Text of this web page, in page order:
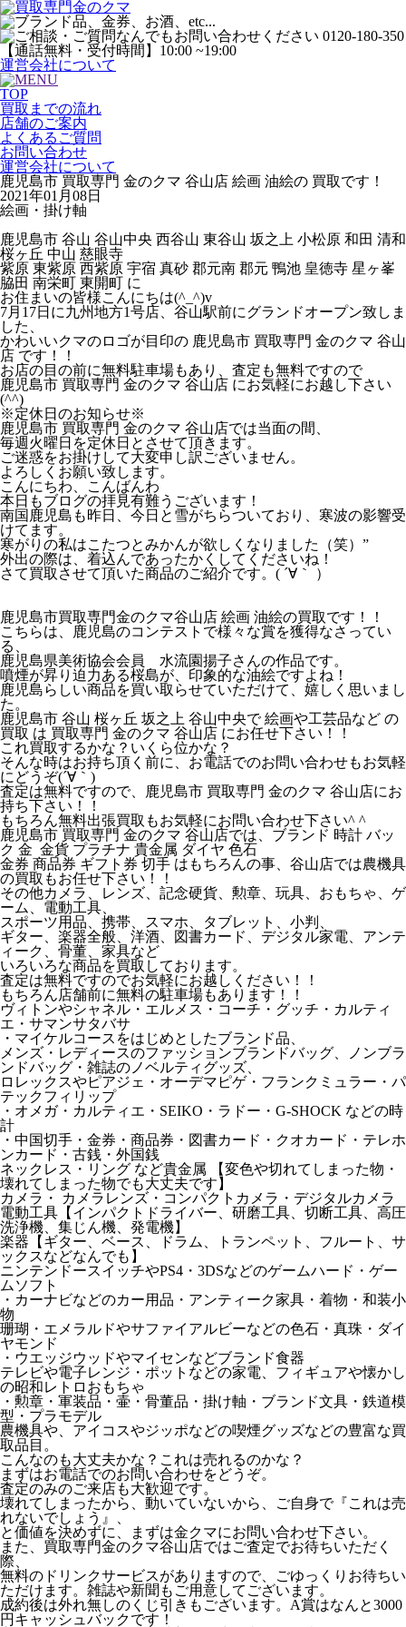
運営会社について
TOP
買取までの流れ
店舗のご案内
よくあるご質問
お問い合わせ
運営会社について
鹿児島市 買取専門 金のクマ 谷山店 絵画 油絵の 買取です！
2021年01月08日
絵画・掛け軸
鹿児島市 谷山 谷山中央 西谷山 東谷山 坂之上 小松原 和田 清和
桜ヶ丘 中山 慈眼寺
紫原 東紫原 西紫原 宇宿 真砂 郡元南 郡元 鴨池 皇徳寺 星ヶ峯
脇田 南栄町 東開町 に
お住まいの皆様こんにちは(^_^)v
7月17日に九州地方1号店、谷山駅前にグランドオープン致しま
した、
かわいいクマのロゴが目印の 鹿児島市 買取専門 金のクマ 谷山
店 です！！
お店の目の前に無料駐車場もあり、査定も無料ですので
鹿児島市 買取専門 金のクマ 谷山店 にお気軽にお越し下さい
(^^)
※定休日のお知らせ※
鹿児島市 買取専門 金のクマ 谷山店では当面の間、
毎週火曜日を定休日とさせて頂きます。
ご迷惑をお掛けして大変申し訳ございません。
よろしくお願い致します。
こんにちわ、こんばんわ
本日もブログの拝見有難うございます！
南国鹿児島も昨日、今日と雪がちらついており、寒波の影響受
けてます。
寒がりの私はこたつとみかんが欲しくなりました（笑）”
外出の際は、着込んであったかくしてくださいね！
さて買取させて頂いた商品のご紹介です。( ´∀｀ ）
鹿児島市買取専門金のクマ谷山店 絵画 油絵の買取です！！
こちらは、鹿児島のコンテストで様々な賞を獲得なさってい
る、
鹿児島県美術協会会員 水流園揚子さんの作品です。
噴煙が昇り迫力ある桜島が、印象的な油絵ですよね！
鹿児島らしい商品を買い取らせていただけて、嬉しく思いまし
た。
鹿児島市 谷山 桜ヶ丘 坂之上 谷山中央で 絵画や工芸品など の
買取 は 買取専門 金のクマ 谷山店 にお任せ下さい！！
これ買取するかな？いくら位かな？
そんな時はお持ち頂く前に、お電話でのお問い合わせもお気軽
にどうぞ(´∀｀)
査定は無料ですので、鹿児島市 買取専門 金のクマ 谷山店にお
持ち下さい！！
もちろん無料出張買取もお気軽にお問い合わせ下さい^ ^
鹿児島市 買取専門 金のクマ 谷山店では、ブランド 時計 バッ
ク 金 金貨 プラチナ 貴金属 ダイヤ 色石
金券 商品券 ギフト券 切手 はもちろんの事、谷山店では農機具
の買取もお任せ下さい！！
その他カメラ、レンズ、記念硬貨、勲章、玩具、おもちゃ、ゲ
ーム、電動工具、
スポーツ用品、携帯、スマホ、タブレット、小判、
ギター、楽器全般、洋酒、図書カード、デジタル家電、アンテ
ィーク、骨董、家具など
いろいろな商品を買取しております。
査定は無料ですのでお気軽にお越しください！！
もちろん店舗前に無料の駐車場もあります！！
ヴィトンやシャネル・エルメス・コーチ・グッチ・カルティ
エ・サマンサタバサ
・マイケルコースをはじめとしたブランド品、
メンズ・レディースのファッションブランドバッグ、ノンブラ
ンドバッグ・雑誌のノベルティグッズ、
ロレックスやピアジェ・オーデマピゲ・フランクミュラー・パ
テックフィリップ
・オメガ・カルティエ・SEIKO・ラドー・G-SHOCK などの時
計
・中国切手・金券・商品券・図書カード・クオカード・テレホ
ンカード・古銭・外国銭
ネックレス・リング など貴金属 【変色や切れてしまった物・
壊れてしまった物でも大丈夫です】
カメラ・ カメラレンズ・コンパクトカメラ・デジタルカメラ
電動工具【インパクトドライバー、研磨工具、切断工具、高圧
洗浄機、集じん機、発電機】
楽器【ギター、ベース、ドラム、トランペット、フルート、サ
ックスなどなんでも】
ニンテンドースイッチやPS4・3DSなどのゲームハード・ゲー
ムソフト
・カーナビなどのカー用品・アンティーク家具・着物・和装小
物
珊瑚・エメラルドやサファイアルビーなどの色石・真珠・ダイ
ヤモンド
・ウエッジウッドやマイセンなどブランド食器
テレビや電子レンジ・ポットなどの家電、フィギュアや懐かし
の昭和レトロおもちゃ
・勲章・軍装品・壷・骨董品・掛け軸・ブランド文具・鉄道模
型・プラモデル
農機具や、アイコスやジッポなどの喫煙グッズなどの豊富な買
取品目。
こんなのも大丈夫かな？これは売れるのかな？
まずはお電話でのお問い合わせをどうぞ。
査定のみのご来店も大歓迎です。
壊れてしまったから、動いていないから、ご自身で『これは売
れないでしょう』、
と価値を決めずに、まずは金クマにお問い合わせ下さい。
また、買取専門金のクマ谷山店ではご査定でお待ちいただく
際、
無料のドリンクサービスがありますので、ごゆっくりお待ちい
ただけます。雑誌や新聞もご用意してございます。
成約後は外れ無しのくじ引きもございます。A賞はなんと3000
円キャッシュバックです！